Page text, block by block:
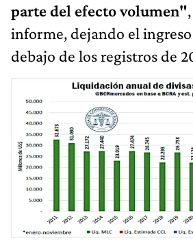
parte del efecto volumen"
informe, dejando el
debajo de los registros de